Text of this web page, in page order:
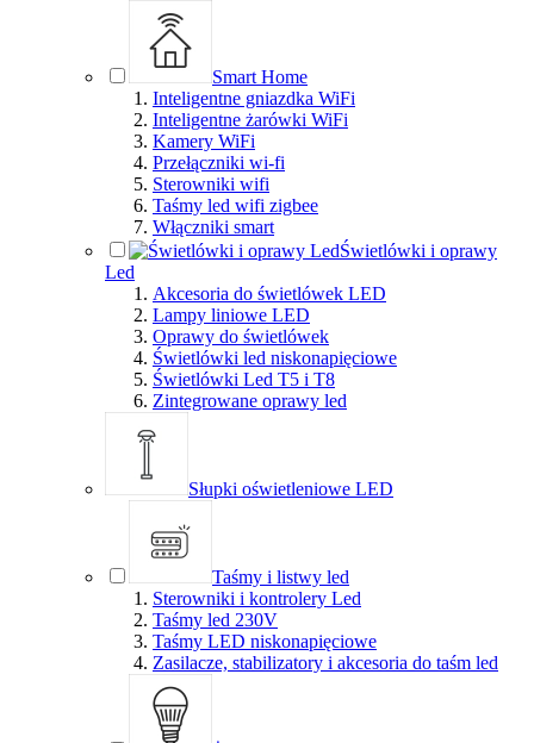
Smart Home
Inteligentne gniazdka WiFi
Inteligentne żarówki WiFi
Kamery WiFi
Przełączniki wi-fi
Sterowniki wifi
Taśmy led wifi zigbee
Włączniki smart
Świetlówki i oprawy
Led
Akcesoria do świetlówek LED
Lampy liniowe LED
Oprawy do świetlówek
Świetlówki led niskonapięciowe
Świetlówki Led T5 i T8
Zintegrowane oprawy led
Słupki oświetleniowe LED
Taśmy i listwy led
Sterowniki i kontrolery Led
Taśmy led 230V
Taśmy LED niskonapięciowe
Zasilacze, stabilizatory i akcesoria do taśm led